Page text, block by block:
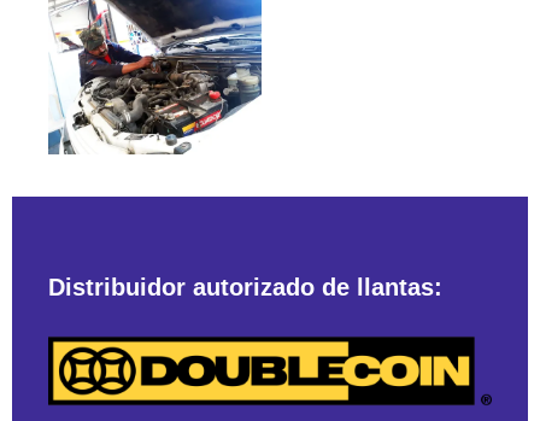
Distribuidor autorizado de llantas: